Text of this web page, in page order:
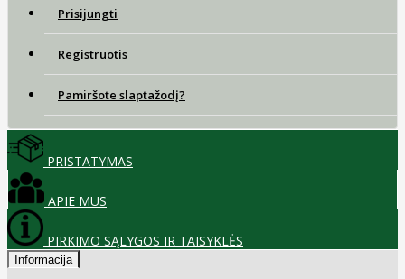
Prisijungti
Registruotis
Pamiršote slaptažodį?
PRISTATYMAS
APIE MUS
PIRKIMO SĄLYGOS IR TAISYKLĖS
Informacija